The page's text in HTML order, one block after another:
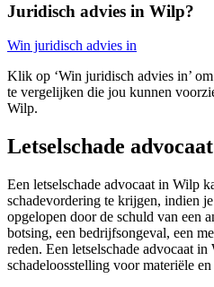
Juridisch advies in Wilp?
Win juridisch advies in
Klik op ‘Win juridisch advies in’
te vergelijken die jou kunnen
Wilp.
Letselschade
Een letselschade advocaat in Wilp
schadevordering te krijgen, indien
opgelopen door de schuld van een
botsing, een bedrijfsongeval, een
reden. Een letselschade advocaat in
schadeloosstelling voor materiële